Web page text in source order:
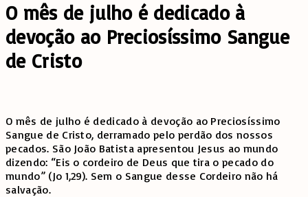
O mês de julho é dedicado à
devoção ao Preciosíssimo Sangue
de Cristo
O mês de julho é dedicado à devoção ao Preciosíssimo
Sangue de Cristo, derramado pelo perdão dos nossos
pecados. São João Batista apresentou Jesus ao mundo
dizendo: “Eis o cordeiro de Deus que tira o pecado do
mundo” (Jo 1,29). Sem o Sangue desse Cordeiro não há
salvação.